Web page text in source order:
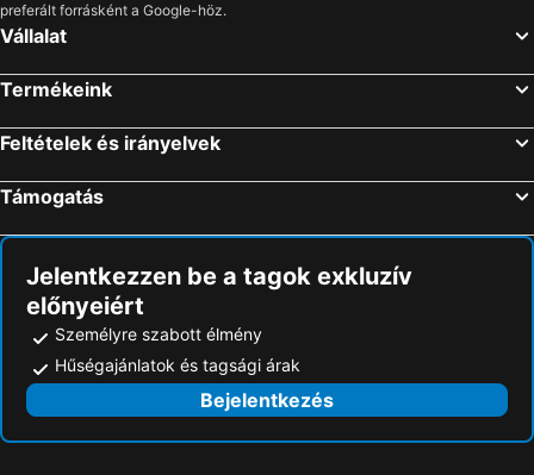
preferált forrásként a Google-höz.
Vállalat
Termékeink
Feltételek és irányelvek
Támogatás
Jelentkezzen be a tagok exkluzív
előnyeiért
Személyre szabott élmény
Hűségajánlatok és tagsági árak
Bejelentkezés